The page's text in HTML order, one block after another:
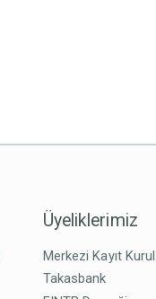
Üyeliklerimiz
Merkezi Kayıt
Takasbank